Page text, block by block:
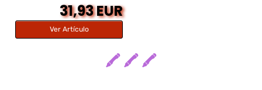
31,93 EUR
Ver Artículo
🖍️ 🖍️ 🖍️